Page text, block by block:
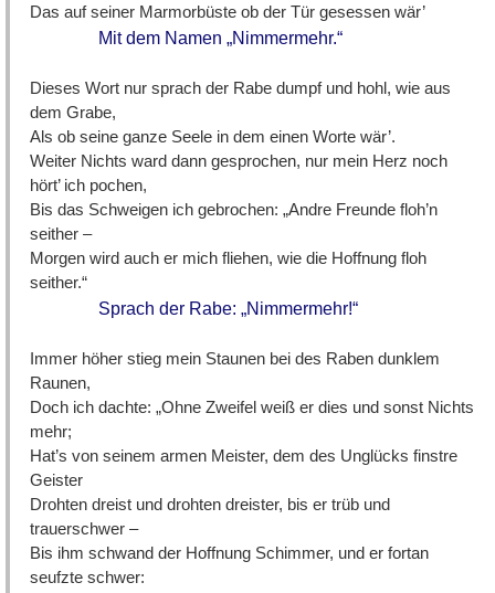
Das auf seiner Marmorbüste ob der Tür gesessen wär’
Mit dem Namen „Nimmermehr.“
Dieses Wort nur sprach der Rabe dumpf und hohl, wie aus
dem Grabe,
Als ob seine ganze Seele in dem einen Worte wär’.
Weiter Nichts ward dann gesprochen, nur mein Herz noch
hört’ ich pochen,
Bis das Schweigen ich gebrochen: „Andre Freunde floh’n
seither –
Morgen wird auch er mich fliehen, wie die Hoffnung floh
seither.“
Sprach der Rabe: „Nimmermehr!“
Immer höher stieg mein Staunen bei des Raben dunklem
Raunen,
Doch ich dachte: „Ohne Zweifel weiß er dies und sonst Nichts
mehr;
Hat’s von seinem armen Meister, dem des Unglücks finstre
Geister
Drohten dreist und drohten dreister, bis er trüb und
trauerschwer –
Bis ihm schwand der Hoffnung Schimmer, und er fortan
seufzte schwer: